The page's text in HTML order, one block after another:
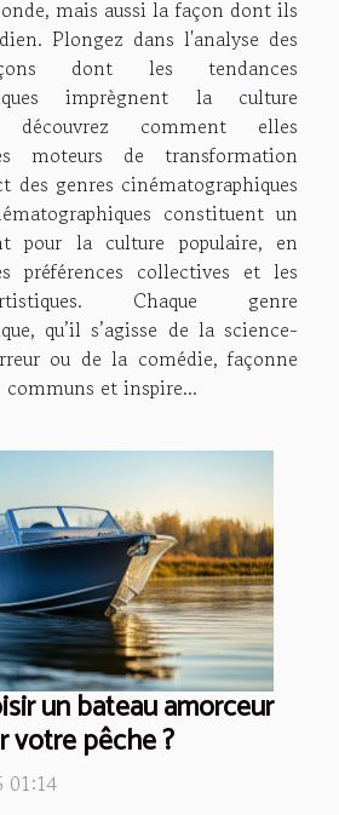
mais aussi la façon dont ils
Plongez dans l'analyse des
dont les tendances
imprègnent la culture
comment elles
moteurs de transformation
des genres cinématographiques
constituent un
pour la culture populaire, en
préférences collectives et les
Chaque genre
qu’il s’agisse de la science-
ou de la comédie, façonne
et inspire...
un bateau amorceur
votre pêche ?
01:14